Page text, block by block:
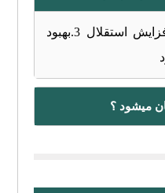
1.بهبود عملکرد حرکتی 2.افزایش استقلال 3.بهبود
میشود ؟